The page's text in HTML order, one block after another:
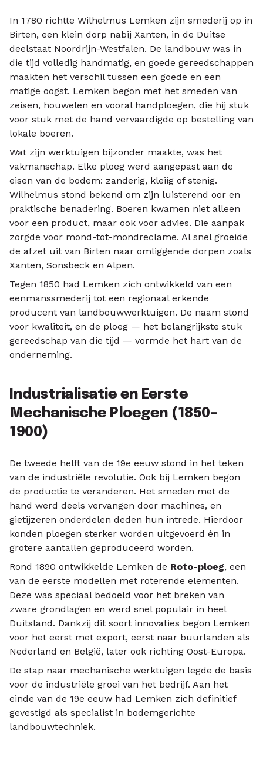
In 1780 richtte Wilhelmus Lemken zijn smederij op in
Birten, een klein dorp nabij Xanten, in de Duitse
deelstaat Noordrijn-Westfalen. De landbouw was in
die tijd volledig handmatig, en goede gereedschappen
maakten het verschil tussen een goede en een
matige oogst. Lemken begon met het smeden van
zeisen, houwelen en vooral handploegen, die hij stuk
voor stuk met de hand vervaardigde op bestelling van
lokale boeren.
Wat zijn werktuigen bijzonder maakte, was het
vakmanschap. Elke ploeg werd aangepast aan de
eisen van de bodem: zanderig, kleiig of stenig.
Wilhelmus stond bekend om zijn luisterend oor en
praktische benadering. Boeren kwamen niet alleen
voor een product, maar ook voor advies. Die aanpak
zorgde voor mond-tot-mondreclame. Al snel groeide
de afzet uit van Birten naar omliggende dorpen zoals
Xanten, Sonsbeck en Alpen.
Tegen 1850 had Lemken zich ontwikkeld van een
eenmanssmederij tot een regionaal erkende
producent van landbouwwerktuigen. De naam stond
voor kwaliteit, en de ploeg — het belangrijkste stuk
gereedschap van die tijd — vormde het hart van de
onderneming.
Industrialisatie en Eerste
Mechanische Ploegen (1850–
1900)
De tweede helft van de 19e eeuw stond in het teken
van de industriële revolutie. Ook bij Lemken begon
de productie te veranderen. Het smeden met de
hand werd deels vervangen door machines, en
gietijzeren onderdelen deden hun intrede. Hierdoor
konden ploegen sterker worden uitgevoerd én in
grotere aantallen geproduceerd worden.
Rond 1890 ontwikkelde Lemken de Roto-ploeg, een
van de eerste modellen met roterende elementen.
Deze was speciaal bedoeld voor het breken van
zware grondlagen en werd snel populair in heel
Duitsland. Dankzij dit soort innovaties begon Lemken
voor het eerst met export, eerst naar buurlanden als
Nederland en België, later ook richting Oost-Europa.
De stap naar mechanische werktuigen legde de basis
voor de industriële groei van het bedrijf. Aan het
einde van de 19e eeuw had Lemken zich definitief
gevestigd als specialist in bodemgerichte
landbouwtechniek.